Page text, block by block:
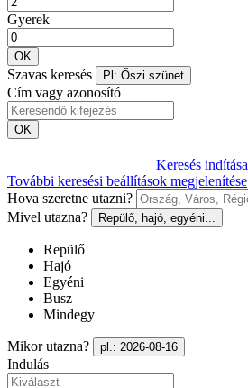
Gyerek
OK
Szavas keresés Pl: Őszi szünet
Cím vagy azonosító
OK
Keresés indítása
További keresési beállítások megjelenítése
Hova szeretne utazni?
Mivel utazna?
Repülő, hajó, egyéni...
Repülő
Hajó
Egyéni
Busz
Mindegy
Mikor utazna? pl.: 2026-08-16
Indulás